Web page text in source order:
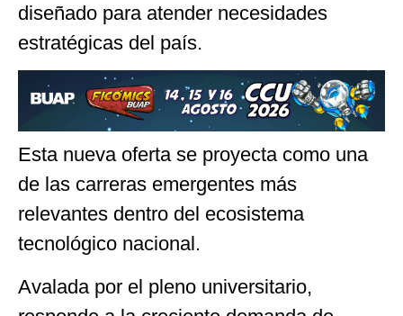
diseñado para atender necesidades
estratégicas del país.
Esta nueva oferta se proyecta como una
de las carreras emergentes más
relevantes dentro del ecosistema
tecnológico nacional.
Avalada por el pleno universitario,